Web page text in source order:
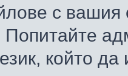
с вашия
Попитайте
който да